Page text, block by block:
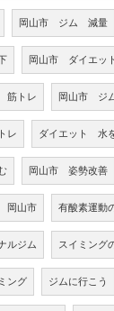
岡山市 ジム 減量
岡山市 ダイエッ
筋トレ 岡山市 ジ
レ ダイエット 水
岡山市 姿勢改善
岡山市 有酸素運動
ルジム スイミング
ング ジムに行こう